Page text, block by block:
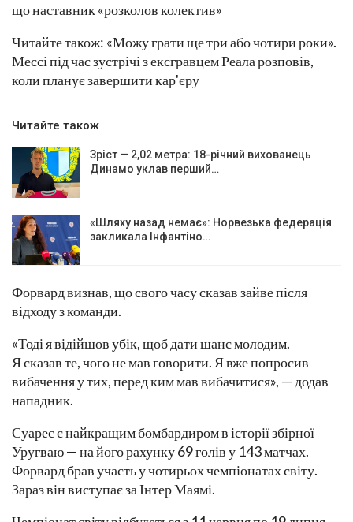
що наставник «розколов колектив»
Читайте також: «Можу грати ще три або чотири роки».
Мессі під час зустрічі з ексгравцем Реала розповів,
коли планує завершити кар'єру
Читайте також
Зріст — 2,02 метра: 18-річний вихованець
Динамо уклав перший…
«Шляху назад немає»: Норвезька федерація
закликала Інфантіно…
Форвард визнав, що свого часу сказав зайве після
відходу з команди.
«Тоді я відійшов убік, щоб дати шанс молодим.
Я сказав те, чого не мав говорити. Я вже попросив
вибачення у тих, перед ким мав вибачитися», — додав
нападник.
Суарес є найкращим бомбардиром в історії збірної
Уругваю — на його рахунку 69 голів у 143 матчах.
Форвард брав участь у чотирьох чемпіонатах світу.
Зараз він виступає за Інтер Маямі.